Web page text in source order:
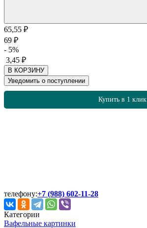
65,55 ₽
69 ₽
- 5%
3,45 ₽
В КОРЗИНУ
Уведомить о поступлении
Купить в 1 клик
телефону:+7 (988) 602-11-28
Категории
Вафельные картинки